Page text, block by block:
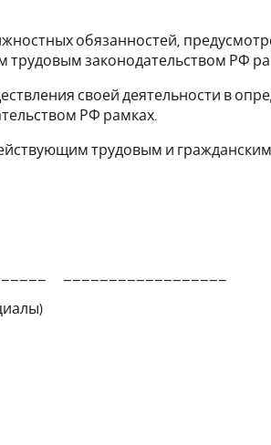
обязанностей,
законодательством РФ
своей деятельности в
РФ рамках.
трудовым и
__________________